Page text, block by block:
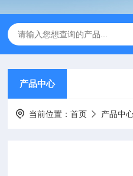
产品中心
当前位置：首页 产品中